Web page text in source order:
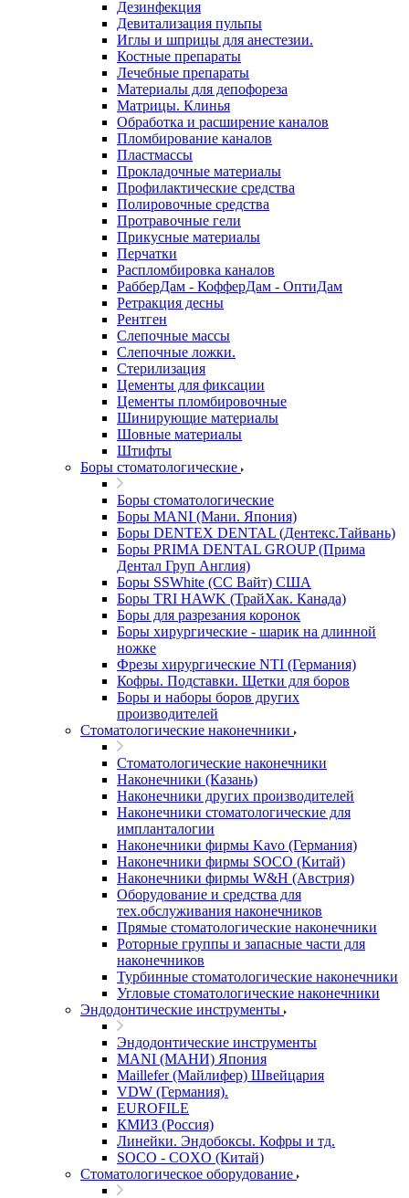
Дезинфекция
Девитализация пульпы
Иглы и шприцы для анестезии.
Костные препараты
Лечебные препараты
Материалы для депофореза
Матрицы. Клинья
Обработка и расширение каналов
Пломбирование каналов
Пластмассы
Прокладочные материалы
Профилактические средства
Полировочные средства
Протравочные гели
Прикусные материалы
Перчатки
Распломбировка каналов
РабберДам - КофферДам - ОптиДам
Ретракция десны
Рентген
Слепочные массы
Слепочные ложки.
Стерилизация
Цементы для фиксации
Цементы пломбировочные
Шинирующие материалы
Шовные материалы
Штифты
Боры стоматологические
Боры стоматологические
Боры MANI (Мани. Япония)
Боры DENTEX DENTAL (Дентекс.Тайвань)
Боры PRIMA DENTAL GROUP (Прима
Дентал Груп Англия)
Боры SSWhite (СС Вайт) США
Боры TRI HAWK (ТрайХак. Канада)
Боры для разрезания коронок
Боры хирургические - шарик на длинной
ножке
Фрезы хирургические NTI (Германия)
Кофры. Подставки. Щетки для боров
Боры и наборы боров других
производителей
Стоматологические наконечники
Стоматологические наконечники
Наконечники (Казань)
Наконечники других производителей
Наконечники стоматологические для
импланталогии
Наконечники фирмы Kavo (Германия)
Наконечники фирмы SOCO (Китай)
Наконечники фирмы W&H (Австрия)
Оборудование и средства для
тех.обслуживания наконечников
Прямые стоматологические наконечники
Роторные группы и запасные части для
наконечников
Турбинные стоматологические наконечники
Угловые стоматологические наконечники
Эндодонтические инструменты
Эндодонтические инструменты
MANI (МАНИ) Япония
Maillefer (Майлифер) Швейцария
VDW (Германия).
EUROFILE
КМИЗ (Россия)
Линейки. Эндобоксы. Кофры и тд.
SOCO - COXO (Китай)
Стоматологическое оборудование